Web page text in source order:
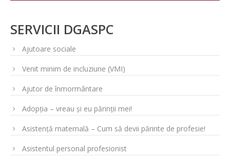
SERVICII DGASPC
Ajutoare sociale
Venit minim de incluziune (VMI)
Ajutor de înmormântare
Adopția – vreau și eu părinții mei!
Asistență maternală – Cum să devii părinte de profesie!
Asistentul personal profesionist